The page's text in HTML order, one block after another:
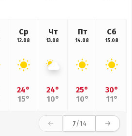
Ср
12.08
24°
15°
Чт
13.08
24°
10°
Пт
14.08
25°
10°
Сб
15.08
30°
11°
7/14